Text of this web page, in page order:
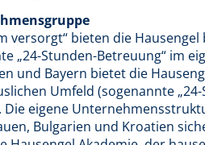
versorgt“ bieten die
„24-Stunden-Betreuung“ im
und Bayern bietet die
Umfeld (sogenannte
eigene
Bulgarien und Kroatien